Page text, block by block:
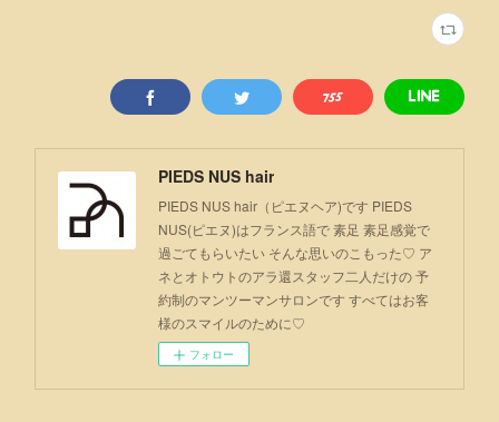
PIEDS NUS hair
PIEDS NUS hair（ピエヌヘア)です PIEDS
NUS(ピエヌ)はフランス語で 素足 素足感覚で
過ごてもらいたい そんな思いのこもった♡ ア
ネとオトウトのアラ還スタッフ二人だけの 予
約制のマンツーマンサロンです すべてはお客
様のスマイルのために♡
フォロー